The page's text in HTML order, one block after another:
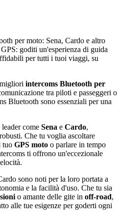
per moto: Sena, Cardo e altro
goditi un'esperienza di guida
per tutti i tuoi viaggi, su
intercoms Bluetooth per
tra piloti e passeggeri o
Bluetooth sono essenziali per una
come Sena e Cardo,
Che tu voglia ascoltare
tuo GPS moto o parlare in tempo
ti offrono un'eccezionale
sono noti per la loro portata a
e la facilità d'uso. Che tu sia
o amante delle gite in off-road,
alle tue esigenze per goderti ogni